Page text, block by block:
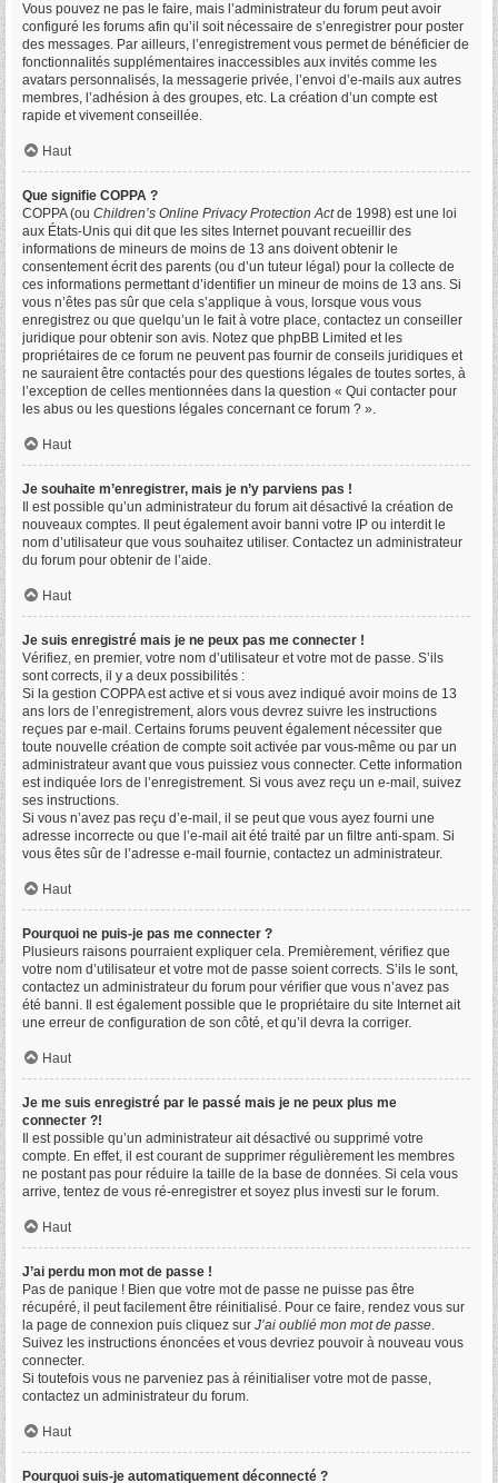
Vous pouvez ne pas le faire, mais l’administrateur du forum peut avoir
configuré les forums afin qu’il soit nécessaire de s’enregistrer pour poster
des messages. Par ailleurs, l’enregistrement vous permet de bénéficier de
fonctionnalités supplémentaires inaccessibles aux invités comme les
avatars personnalisés, la messagerie privée, l’envoi d’e-mails aux autres
membres, l’adhésion à des groupes, etc. La création d’un compte est
rapide et vivement conseillée.
Haut
Que signifie COPPA ?
COPPA (ou Children’s Online Privacy Protection Actde 1998) est une loi
aux États-Unis qui dit que les sites Internet pouvant recueillir des
informations de mineurs de moins de 13 ans doivent obtenir le
consentement écrit des parents (ou d’un tuteur légal) pour la collecte de
ces informations permettant d’identifier un mineur de moins de 13 ans. Si
vous n’êtes pas sûr que cela s’applique à vous, lorsque vous vous
enregistrez ou que quelqu’un le fait à votre place, contactez un conseiller
juridique pour obtenir son avis. Notez que phpBB Limited et les
propriétaires de ce forum ne peuvent pas fournir de conseils juridiques et
ne sauraient être contactés pour des questions légales de toutes sortes, à
l’exception de celles mentionnées dans la question « Qui contacter pour
les abus ou les questions légales concernant ce forum ? ».
Haut
Je souhaite m’enregistrer, mais je n’y parviens pas !
Il est possible qu’un administrateur du forum ait désactivé la création de
nouveaux comptes. Il peut également avoir banni votre IP ou interdit le
nom d’utilisateur que vous souhaitez utiliser. Contactez un administrateur
du forum pour obtenir de l’aide.
Haut
Je suis enregistré mais je ne peux pas me connecter !
Vérifiez, en premier, votre nom d’utilisateur et votre mot de passe. S’ils
sont corrects, il y a deux possibilités :
Si la gestion COPPA est active et si vous avez indiqué avoir moins de 13
ans lors de l’enregistrement, alors vous devrez suivre les instructions
reçues par e-mail. Certains forums peuvent également nécessiter que
toute nouvelle création de compte soit activée par vous-même ou par un
administrateur avant que vous puissiez vous connecter. Cette information
est indiquée lors de l’enregistrement. Si vous avez reçu un e-mail, suivez
ses instructions.
Si vous n’avez pas reçu d’e-mail, il se peut que vous ayez fourni une
adresse incorrecte ou que l’e-mail ait été traité par un filtre anti-spam. Si
vous êtes sûr de l’adresse e-mail fournie, contactez un administrateur.
Haut
Pourquoi ne puis-je pas me connecter ?
Plusieurs raisons pourraient expliquer cela. Premièrement, vérifiez que
votre nom d’utilisateur et votre mot de passe soient corrects. S’ils le sont,
contactez un administrateur du forum pour vérifier que vous n’avez pas
été banni. Il est également possible que le propriétaire du site Internet ait
une erreur de configuration de son côté, et qu’il devra la corriger.
Haut
Je me suis enregistré par le passé mais je ne peux plus me
connecter ?!
Il est possible qu’un administrateur ait désactivé ou supprimé votre
compte. En effet, il est courant de supprimer régulièrement les membres
ne postant pas pour réduire la taille de la base de données. Si cela vous
arrive, tentez de vous ré-enregistrer et soyez plus investi sur le forum.
Haut
J’ai perdu mon mot de passe !
Pas de panique ! Bien que votre mot de passe ne puisse pas être
récupéré, il peut facilement être réinitialisé. Pour ce faire, rendez vous sur
la page de connexion puis cliquez sur J’ai oublié mon mot de passe.
Suivez les instructions énoncées et vous devriez pouvoir à nouveau vous
connecter.
Si toutefois vous ne parveniez pas à réinitialiser votre mot de passe,
contactez un administrateur du forum.
Haut
Pourquoi suis-je automatiquement déconnecté ?